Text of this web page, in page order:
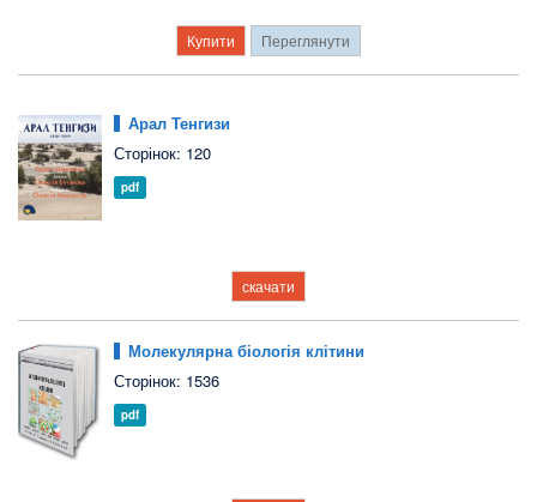
Купити Переглянути
Арал Тенгизи
Сторінок: 120
pdf
скачати
Молекулярна біологія клітини
Сторінок: 1536
pdf